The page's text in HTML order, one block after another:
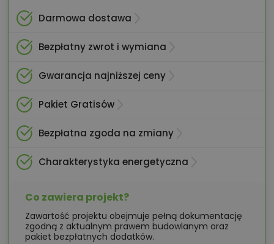
Darmowa dostawa
Bezpłatny zwrot i wymiana
Gwarancja najniższej ceny
Pakiet Gratisów
Bezpłatna zgoda na zmiany
Charakterystyka energetyczna
Co zawiera projekt?
Zawartość projektu obejmuje pełną dokumentację
zgodną z aktualnym prawem budowlanym oraz
pakiet bezpłatnych dodatków.